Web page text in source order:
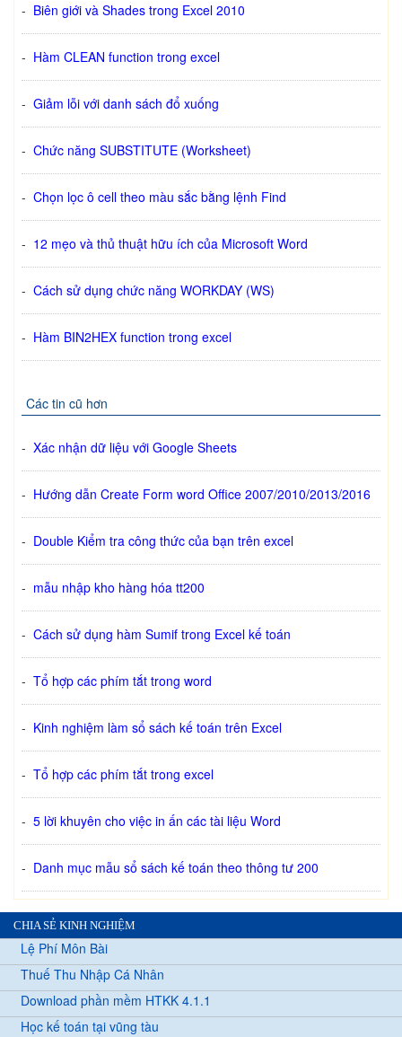
- Biên giới và Shades trong Excel 2010
- Hàm CLEAN function trong excel
- Giảm lỗi với danh sách đổ xuống
- Chức năng SUBSTITUTE (Worksheet)
- Chọn lọc ô cell theo màu sắc bằng lệnh Find
- 12 mẹo và thủ thuật hữu ích của Microsoft Word
- Cách sử dụng chức năng WORKDAY (WS)
- Hàm BIN2HEX function trong excel
Các tin cũ hơn
- Xác nhận dữ liệu với Google Sheets
- Hướng dẫn Create Form word Office 2007/2010/2013/2016
- Double Kiểm tra công thức của bạn trên excel
- mẫu nhập kho hàng hóa tt200
- Cách sử dụng hàm Sumif trong Excel kế toán
- Tổ hợp các phím tắt trong word
- Kinh nghiệm làm sổ sách kế toán trên Excel
- Tổ hợp các phím tắt trong excel
- 5 lời khuyên cho việc in ấn các tài liệu Word
- Danh mục mẫu sổ sách kế toán theo thông tư 200
CHIA SẺ KINH NGHIỆM
Lệ Phí Môn Bài
Thuế Thu Nhập Cá Nhân
Download phần mềm HTKK 4.1.1
Học kế toán tại vũng tàu